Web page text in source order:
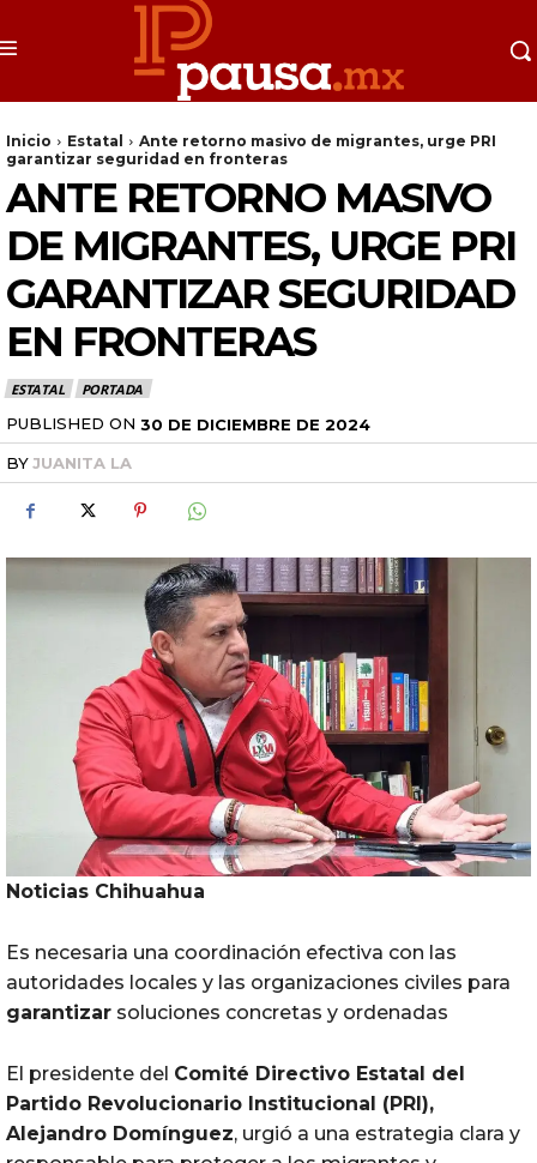
Inicio Estatal
Ante retorno masivo de migrantes, urge PRI
garantizar seguridad en fronteras
ANTE RETORNO MASIVO
DE MIGRANTES, URGE PRI
GARANTIZAR SEGURIDAD
EN FRONTERAS
ESTATAL PORTADA
PUBLISHED ON 30 DE DICIEMBRE DE 2024
BYJUANITA LA
Noticias Chihuahua
Es necesaria una coordinación efectiva con las
autoridades locales y las organizaciones civiles para
garantizar soluciones concretas y ordenadas
El presidente del Comité Directivo Estatal del
Partido Revolucionario Institucional (PRI),
Alejandro Domínguez, urgió a una estrategia clara y